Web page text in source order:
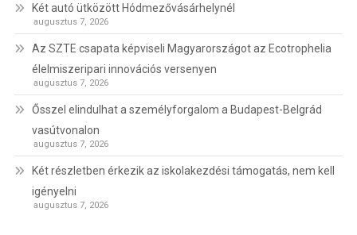
Két autó ütközött Hódmezővásárhelynél
augusztus 7, 2026
Az SZTE csapata képviseli Magyarországot az Ecotrophelia
élelmiszeripari innovációs versenyen
augusztus 7, 2026
Ősszel elindulhat a személyforgalom a Budapest-Belgrád
vasútvonalon
augusztus 7, 2026
Két részletben érkezik az iskolakezdési támogatás, nem kell
igényelni
augusztus 7, 2026